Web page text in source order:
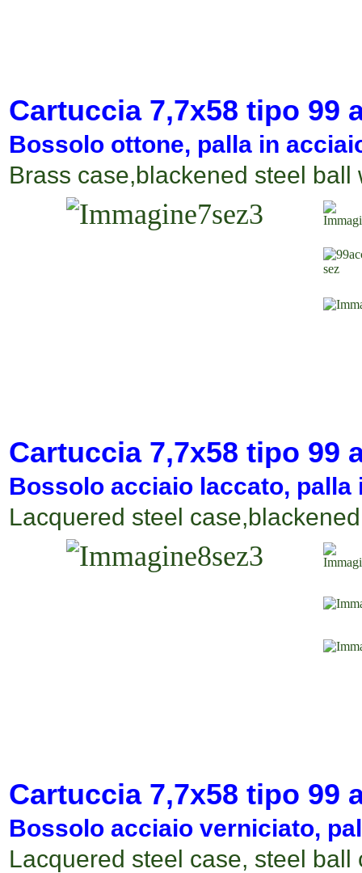
Cartuccia 7,7x58 tipo 99
Bossolo ottone, palla in
Brass case,blackened steel ball
Cartuccia 7,7x58 tipo 99
Bossolo acciaio laccato,
Lacquered steel
Cartuccia 7,7x58 tipo 99
Bossolo acciaio verniciato,
Lacquered steel case, steel